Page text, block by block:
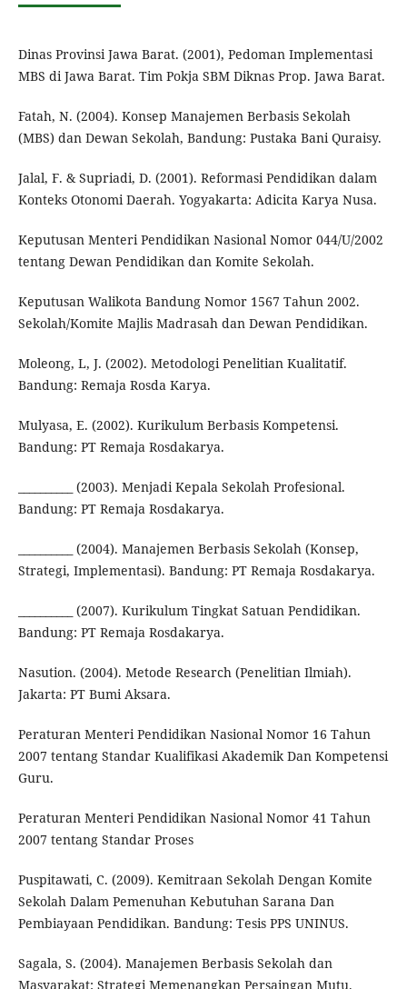
Dinas Provinsi Jawa Barat. (2001), Pedoman Implementasi
MBS di Jawa Barat. Tim Pokja SBM Diknas Prop. Jawa Barat.
Fatah, N. (2004). Konsep Manajemen Berbasis Sekolah
(MBS) dan Dewan Sekolah, Bandung: Pustaka Bani Quraisy.
Jalal, F. & Supriadi, D. (2001). Reformasi Pendidikan dalam
Konteks Otonomi Daerah. Yogyakarta: Adicita Karya Nusa.
Keputusan Menteri Pendidikan Nasional Nomor 044/U/2002
tentang Dewan Pendidikan dan Komite Sekolah.
Keputusan Walikota Bandung Nomor 1567 Tahun 2002.
Sekolah/Komite Majlis Madrasah dan Dewan Pendidikan.
Moleong, L, J. (2002). Metodologi Penelitian Kualitatif.
Bandung: Remaja Rosda Karya.
Mulyasa, E. (2002). Kurikulum Berbasis Kompetensi.
Bandung: PT Remaja Rosdakarya.
__________ (2003). Menjadi Kepala Sekolah Profesional.
Bandung: PT Remaja Rosdakarya.
__________ (2004). Manajemen Berbasis Sekolah (Konsep,
Strategi, Implementasi). Bandung: PT Remaja Rosdakarya.
__________ (2007). Kurikulum Tingkat Satuan Pendidikan.
Bandung: PT Remaja Rosdakarya.
Nasution. (2004). Metode Research (Penelitian Ilmiah).
Jakarta: PT Bumi Aksara.
Peraturan Menteri Pendidikan Nasional Nomor 16 Tahun
2007 tentang Standar Kualifikasi Akademik Dan Kompetensi
Guru.
Peraturan Menteri Pendidikan Nasional Nomor 41 Tahun
2007 tentang Standar Proses
Puspitawati, C. (2009). Kemitraan Sekolah Dengan Komite
Sekolah Dalam Pemenuhan Kebutuhan Sarana Dan
Pembiayaan Pendidikan. Bandung: Tesis PPS UNINUS.
Sagala, S. (2004). Manajemen Berbasis Sekolah dan
Masyarakat: Strategi Memenangkan Persaingan Mutu.